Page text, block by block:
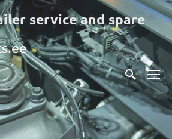
service and spare